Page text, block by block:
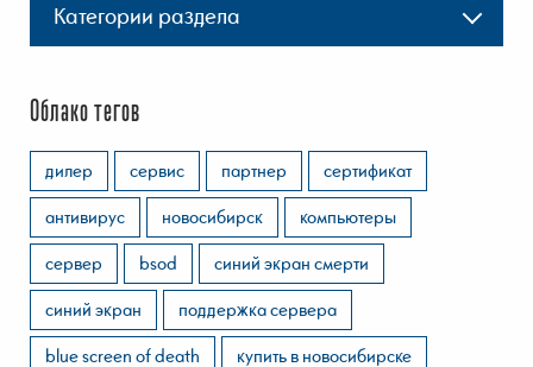
Категории раздела
Облако тегов
дилер сервис партнер
сертификат
антивирус
новосибирск
компьютеры
сервер
bsod
синий экран смерти
синий экран
поддержка сервера
blue screen of death
купить в новосибирске